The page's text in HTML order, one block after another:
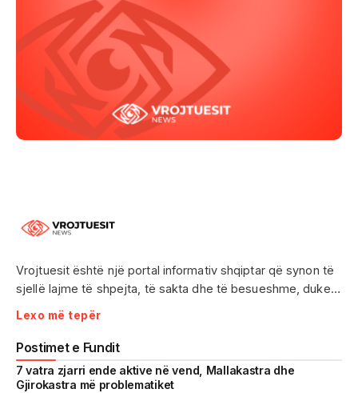
Vrojtuesit është një portal informativ shqiptar që synon të
sjellë lajme të shpejta, të sakta dhe të besueshme, duke
treguar realitetin pa çensurë. Fokus i punës sonë janë
ngjarjet e aktualitetit, problematikat sociale, denoncimet
qytetare dhe zhvillimet që prekin drejtpërdrejt jetën e
përditshme të shqiptarëve.
Lexo më tepër
Postimet e Fundit
7 vatra zjarri ende aktive në vend, Mallakastra dhe
Gjirokastra më problematiket